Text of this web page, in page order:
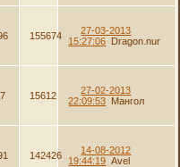
155674
27-03-2013
15:27:06 Dragon.nur
15612
27-02-2013
22:09:53 Мангол
142426
14-08-2012
19:44:19 Avel